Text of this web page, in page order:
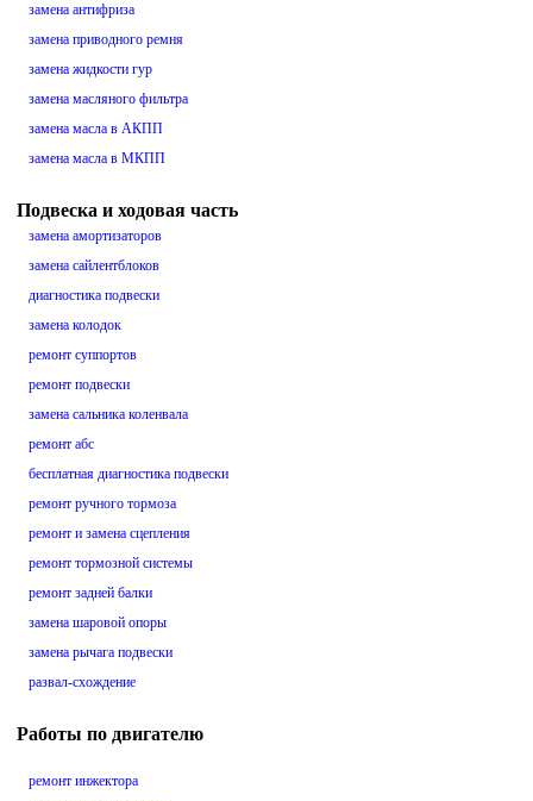
замена антифриза
замена приводного ремня
замена жидкости гур
замена масляного фильтра
замена масла в АКПП
замена масла в МКПП
Подвеска и ходовая часть
замена амортизаторов
замена сайлентблоков
диагностика подвески
замена колодок
ремонт суппортов
ремонт подвески
замена сальника коленвала
ремонт абс
бесплатная диагностика подвески
ремонт ручного тормоза
ремонт и замена сцепления
ремонт тормозной системы
ремонт задней балки
замена шаровой опоры
замена рычага подвески
развал-схождение
Работы по двигателю
ремонт инжектора